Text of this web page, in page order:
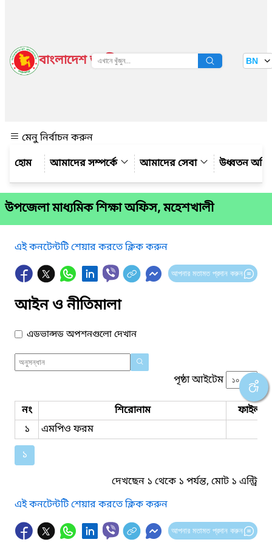
বাংলাদেশ জাতীয় তথ্য বাতায়ন BN
মেনু নির্বাচন করুন
আমাদের সম্পর্কে
আমাদের সেবা উধ্বতন
উপজেলা মাধ্যমিক শিক্ষা অফিস, মহেশখালী
এই কনটেন্টটি শেয়ার করতে ক্লিক করুন
আপনার মতামত প্রদান করুন
আইন ও নীতিমালা
এডভান্সড অপশনগুলো দেখান
পৃষ্ঠা আইটেম
নং শিরোনাম
ফাইল
১
এমপিও ফরম
১
দেখছেন ১ থেকে ১ পর্যন্ত, মোট ১ এন্ট্রি
এই কনটেন্টটি শেয়ার করতে ক্লিক করুন
আপনার মতামত প্রদান করুন